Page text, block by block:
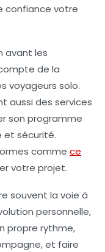
confiance votre
avant les
de la
voyageurs solo.
aussi des services
son programme
et sécurité.
comme ce
votre projet.
souvent la voie à
personnelle,
propre rythme,
et faire